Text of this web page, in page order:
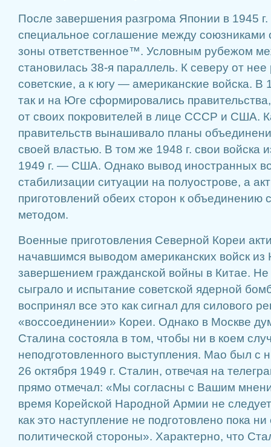
После завершения разгрома Японии в 1945
специальное соглашение между союзниками
зоны ответственное™. Условным рубежом
становилась 38-я параллель. К северу от
советские, а к югу — американские войска. В
так и на Юге сформировались
от своих покровителей в лице СССР и США.
правительств вынашивало планы
своей властью. В том же 1948 г. свои войска
1949 г. — США. Однако вывод иностранных
стабилизации ситуации на полуострове, а
приготовлений обеих сторон к объединению
методом.
Военные приготовления Северной Кореи
начавшимся выводом американских войск
завершением гражданской войны в Китае.
сыграло и испытание советской ядерной
воспринял все это как сигнал для силового
«воссоединении» Кореи. Однако в Москве
Сталина состояла в том, чтобы ни в коем
неподготовленного выступления. Мао был с
26 октября 1949 г. Сталин, отвечая на
прямо отмечал: «Мы согласны с Вашим
время Корейской Народной Армии не
как это наступление не подготовлено пока
политической стороны». Характерно, что